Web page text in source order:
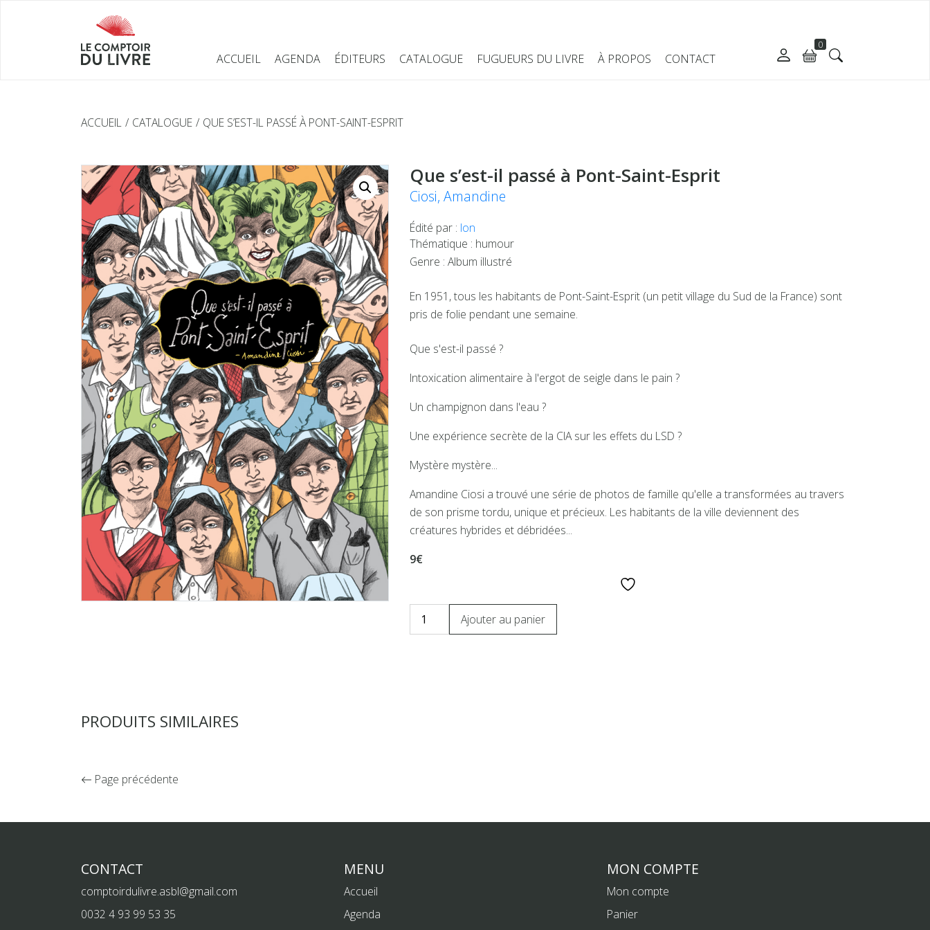
ACCUEIL AGENDA ÉDITEURS CATALOGUE FUGUEURS DU LIVRE À PROPOS CONTACT
0
ACCUEIL CATALOGUE QUE S’EST-IL PASSÉ À PONT-SAINT-ESPRIT
Que s’est-il passé à Pont-Saint-Esprit
Ciosi, Amandine
Édité par : Ion
Thématique : humour
Genre : Album illustré
En 1951, tous les habitants de Pont-Saint-Esprit (un petit village du Sud de la France) sont
pris de folie pendant une semaine.
Que s'est-il passé ?
Intoxication alimentaire à l'ergot de seigle dans le pain ?
Un champignon dans l'eau ?
Une expérience secrète de la CIA sur les effets du LSD ?
Mystère mystère...
Amandine Ciosi a trouvé une série de photos de famille qu'elle a transformées au travers
de son prisme tordu, unique et précieux. Les habitants de la ville deviennent des
créatures hybrides et débridées...
9€
Ajouter au panier
PRODUITS SIMILAIRES
Page précédente
CONTACT
comptoirdulivre.asbl@gmail.com
0032 4 93 99 53 35
MENU
Accueil
Agenda
MON COMPTE
Mon compte
Panier